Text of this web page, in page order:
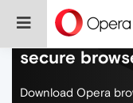
Do more on
secure
Download Opera